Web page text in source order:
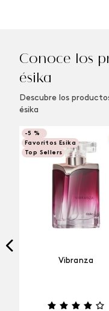
Conoce los
ésika
Descubre los
ésika
-5 %
Favoritos Esika
Top Sellers
Vibranza